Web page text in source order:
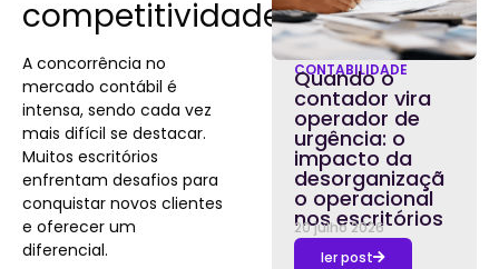
competitividade
A concorrência no
mercado contábil é
intensa, sendo cada vez
mais difícil se destacar.
Muitos escritórios
enfrentam desafios para
conquistar novos clientes
e oferecer um
diferencial.
CONTABILIDADE
Quando o
contador vira
operador de
urgência: o
impacto da
desorganizaçã
o operacional
nos escritórios
20 julho 2026
ler post